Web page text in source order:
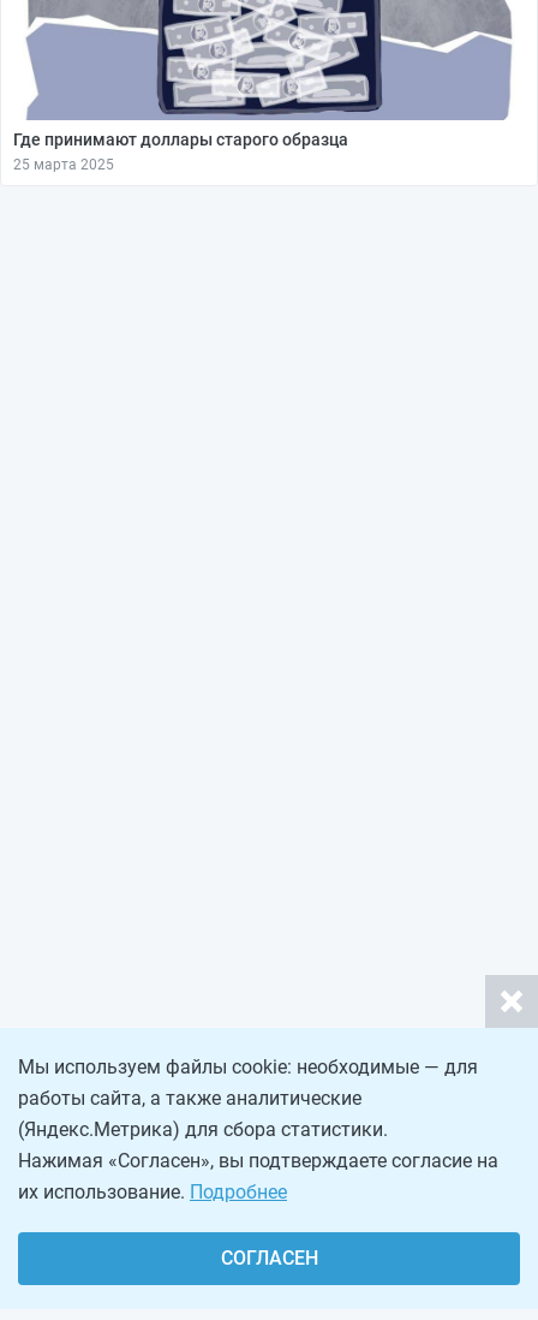
Где принимают доллары старого образца
25 марта 2025
Мы используем файлы cookie: необходимые — для
работы сайта, а также аналитические
(Яндекс.Метрика) для сбора статистики.
Нажимая «Согласен», вы подтверждаете согласие на
их использование. Подробнее
СОГЛАСЕН